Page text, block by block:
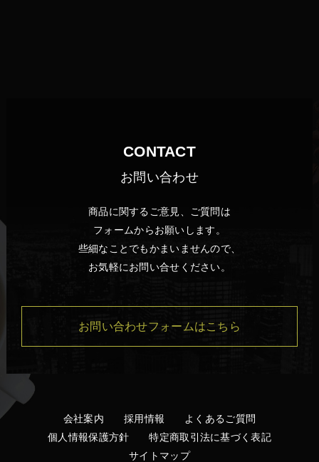
CONTACT
お問い合わせ
商品に関するご意見、ご質問は
フォームからお願いします。
些細なことでもかまいませんので、
お気軽にお問い合せください。
お問い合わせフォームはこちら
会社案内 採用情報
よくあるご質問
個人情報保護方針
特定商取引法に基づく表記
サイトマップ